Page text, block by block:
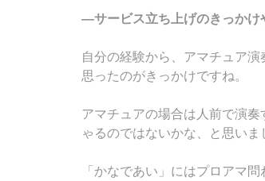
―サービス立ち上げのきっかけ
自分の経験から、アマチュア
思ったのがきっかけですね。
アマチュアの場合は人前で演
ゃるのではないかな、と思いま
「かなであい」にはプロアマ